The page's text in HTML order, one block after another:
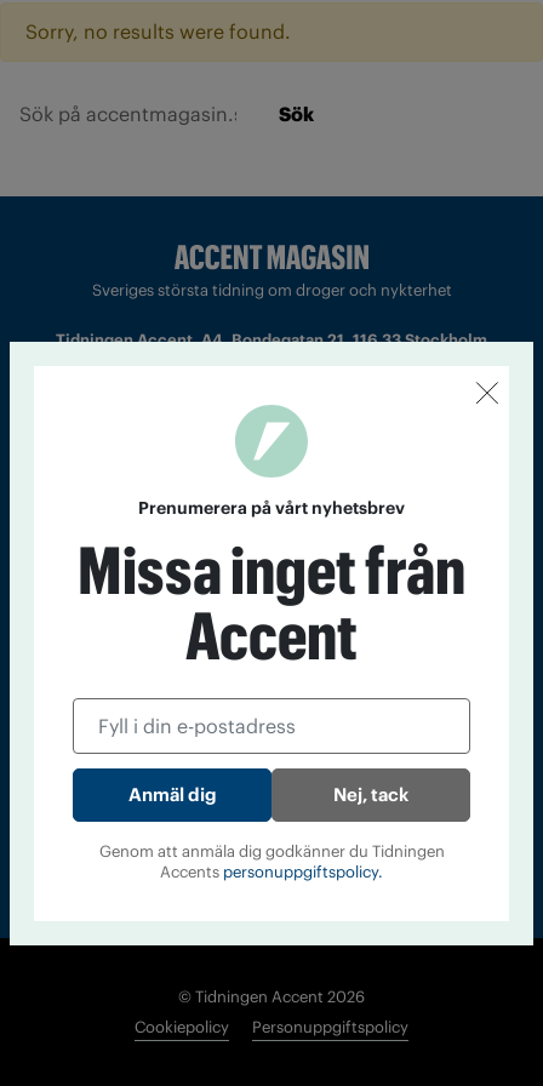
Sorry, no results were found.
Sök
Sveriges största tidning om droger och nykterhet
Tidningen Accent, A4, Bondegatan 21, 116 33 Stockholm
Chefredaktör och ansvarig utgivare: Barbro Janson Lundkvist,
barbro@a4.se.
Kontakt Om Tidningen Tidningsarkiv In English
Läs tidigare
Accent
© Tidningen Accent 2026
Cookiepolicy
Personuppgiftspolicy
Prenumerera på vårt nyhetsbrev
Missa inget från
Accent
Nej, tack
Genom att anmäla dig godkänner du Tidningen
Accents personuppgiftspolicy.